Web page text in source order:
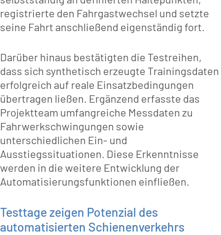
registrierte den Fahrgastwechsel und setzte
seine Fahrt anschließend eigenständig fort.
Darüber hinaus bestätigten die Testreihen,
dass sich synthetisch erzeugte Trainingsdaten
erfolgreich auf reale Einsatzbedingungen
übertragen ließen. Ergänzend erfasste das
Projektteam umfangreiche Messdaten zu
Fahrwerkschwingungen sowie
unterschiedlichen Ein- und
Ausstiegssituationen. Diese Erkenntnisse
werden in die weitere Entwicklung der
Automatisierungsfunktionen einfließen.
Testtage zeigen Potenzial des
automatisierten Schienenverkehrs